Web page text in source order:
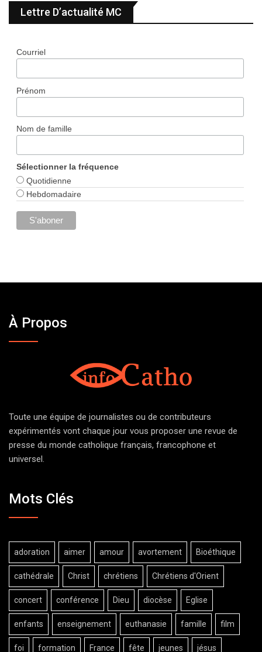
Lettre D’actualité MC
Courriel
Prénom
Nom de famille
Sélectionner la fréquence
Quotidienne
Hebdomadaire
À Propos
Toute une équipe de journalistes ou de contributeurs
expérimentés vont chaque jour vous proposer une revue de
presse du monde catholique français, francophone et
universel.
Mots Clés
adoration aimer amour avortement Bioéthique
cathédrale Christ chrétiens Chrétiens d'Orient
concert conférence Dieu diocèse Eglise
enfants enseignement euthanasie famille film
foi formation France fête jeunes jésus